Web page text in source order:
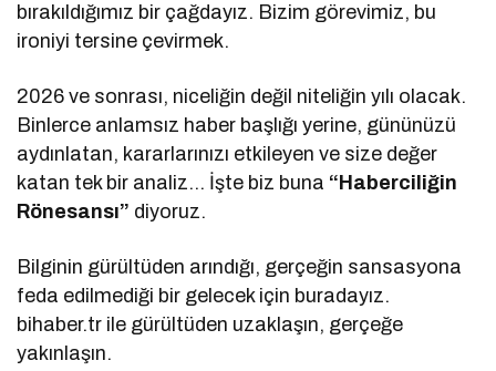
bırakıldığımız bir çağdayız. Bizim görevimiz, bu
ironiyi tersine çevirmek.
2026 ve sonrası, niceliğin değil niteliğin yılı olacak.
Binlerce anlamsız haber başlığı yerine, gününüzü
aydınlatan, kararlarınızı etkileyen ve size değer
katan tek bir analiz… İşte biz buna “Haberciliğin
Rönesansı” diyoruz.
Bilginin gürültüden arındığı, gerçeğin sansasyona
feda edilmediği bir gelecek için buradayız.
bihaber.tr ile gürültüden uzaklaşın, gerçeğe
yakınlaşın.